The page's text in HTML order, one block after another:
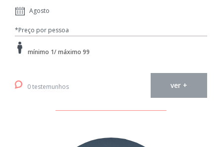
Agosto
*Preço por pessoa
mínimo 1/ máximo 99
0 testemunhos ver +